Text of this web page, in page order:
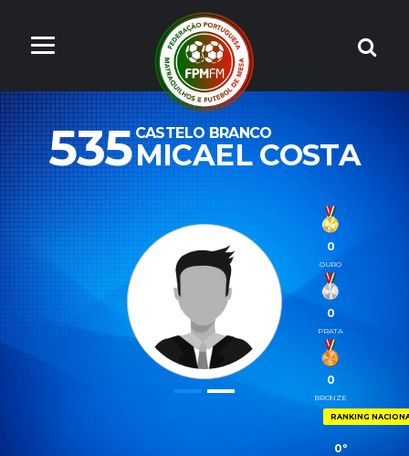
535 CASTELO BRANCO
MICAEL COSTA
0
OURO
0
PRATA
0
BRONZE
RANKING
0º